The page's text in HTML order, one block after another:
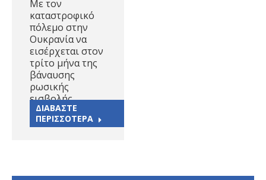
Με τον
καταστροφικό
πόλεμο στην
Ουκρανία να
εισέρχεται στον
τρίτο μήνα της
βάναυσης
ρωσικής
εισβολής,…
ΔΙΑΒΑΣΤΕ
ΠΕΡΙΣΣΟΤΕΡΑ